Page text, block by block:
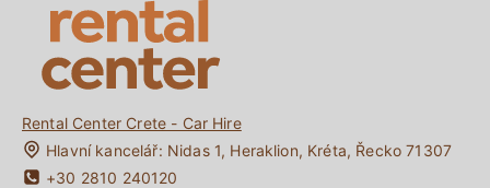
Řízení na Krétě
Moje Rezervace
Rental Center Crete - Car Hire
Hlavní kancelář: Nidas 1, Heraklion, Kréta, Řecko 71307
+30 2810 240120